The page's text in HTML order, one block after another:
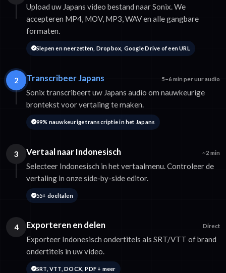
Upload uw Japans video bestand naar Sonix. We
accepteren MP4, MOV, MP3, WAV en alle gangbare
formaten.
Slepen en neerzetten, Dropbox, Google Drive of een URL
2 Transcribeer Japans 5–6 min per uur audio
Sonix transcribeert uw Japans audio om nauwkeurige
brontekst voor vertaling te maken.
99% nauwkeurige transcriptie in het Japans
3 Vertaal naar Indonesisch ~2 min
Selecteer Indonesisch in het vertaalmenu. Controleer de
vertaling in onze side-by-side editor.
55+ doeltalen
4 Exporteren en delen Direct
Exporteer Indonesisch ondertitels als SRT/VTT of brand
ondertitels in uw video.
SRT, VTT, DOCX, PDF + meer